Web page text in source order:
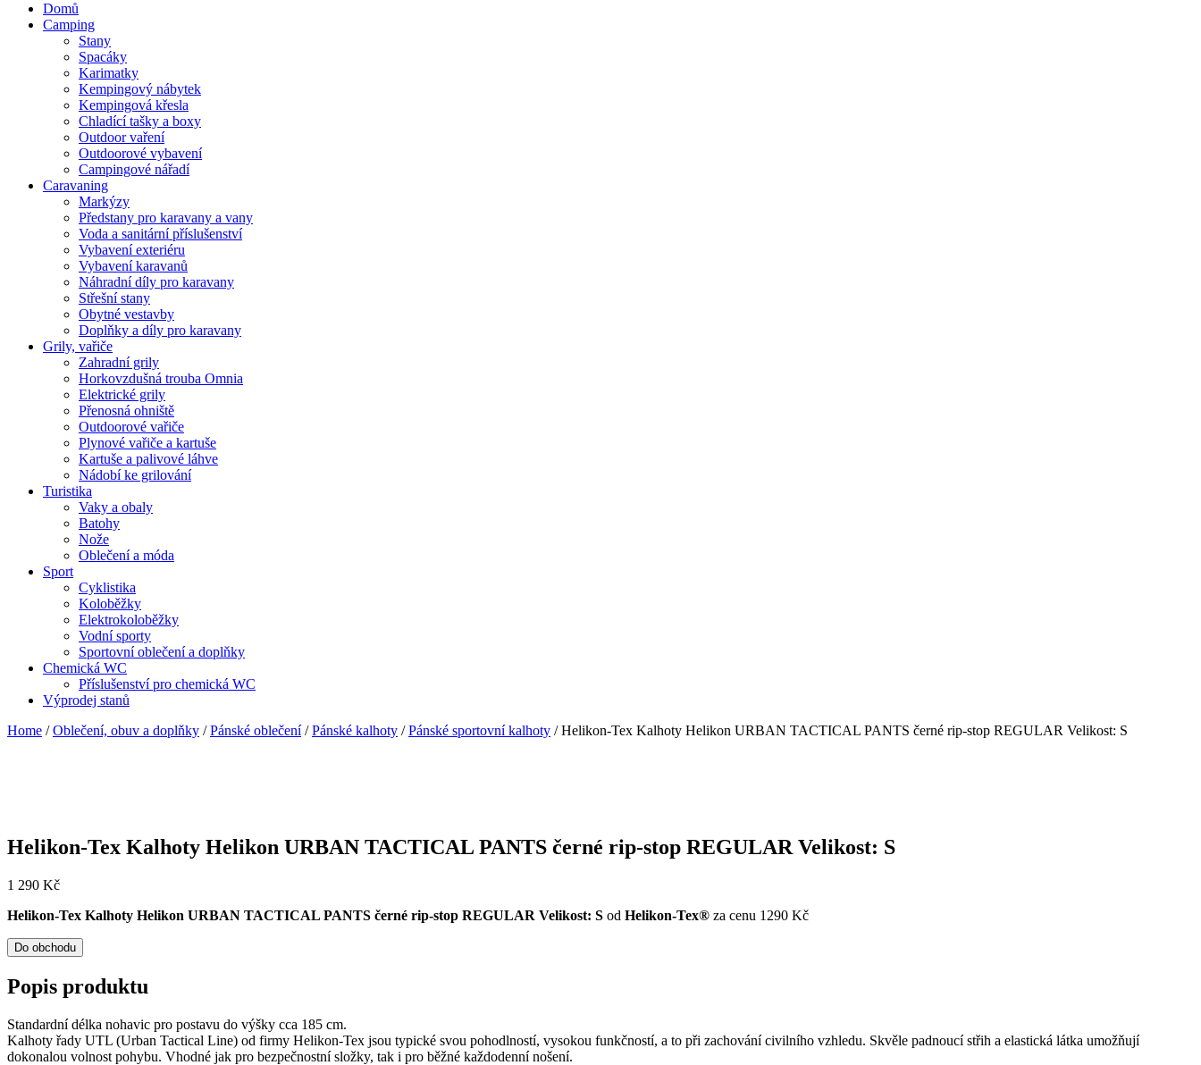
Domů
Camping
Stany
Spacáky
Karimatky
Kempingový nábytek
Kempingová křesla
Chladící tašky a boxy
Outdoor vaření
Outdoorové vybavení
Campingové nářadí
Caravaning
Markýzy
Předstany pro karavany a vany
Voda a sanitární příslušenství
Vybavení exteriéru
Vybavení karavanů
Náhradní díly pro karavany
Střešní stany
Obytné vestavby
Doplňky a díly pro karavany
Grily, vařiče
Zahradní grily
Horkovzdušná trouba Omnia
Elektrické grily
Přenosná ohniště
Outdoorové vařiče
Plynové vařiče a kartuše
Kartuše a palivové láhve
Nádobí ke grilování
Turistika
Vaky a obaly
Batohy
Nože
Oblečení a móda
Sport
Cyklistika
Koloběžky
Elektrokoloběžky
Vodní sporty
Sportovní oblečení a doplňky
Chemická WC
Příslušenství pro chemická WC
Výprodej stanů
Home /Oblečení, obuv a doplňky /Pánské oblečení/Pánské kalhoty /Pánské sportovní kalhoty / Helikon-Tex Kalhoty Helikon URBAN TACTICAL PANTS černé rip-stop REGULAR Velikost: S
Helikon-Tex Kalhoty Helikon URBAN TACTICAL PANTS černé rip-stop REGULAR Velikost: S
1 290 Kč
Helikon-Tex Kalhoty Helikon URBAN TACTICAL PANTS černé rip-stop REGULAR Velikost: S od Helikon-Tex® za cenu 1290 Kč
Do obchodu
Popis produktu
Standardní délka nohavic pro postavu do výšky cca 185 cm.
Kalhoty řady UTL (Urban Tactical Line) od firmy Helikon-Tex jsou typické svou pohodlností, vysokou funkčností, a to při zachování civilního vzhledu. Skvěle padnoucí střih a elastická látka umožňují
dokonalou volnost pohybu. Vhodné jak pro bezpečnostní složky, tak i pro běžné každodenní nošení.